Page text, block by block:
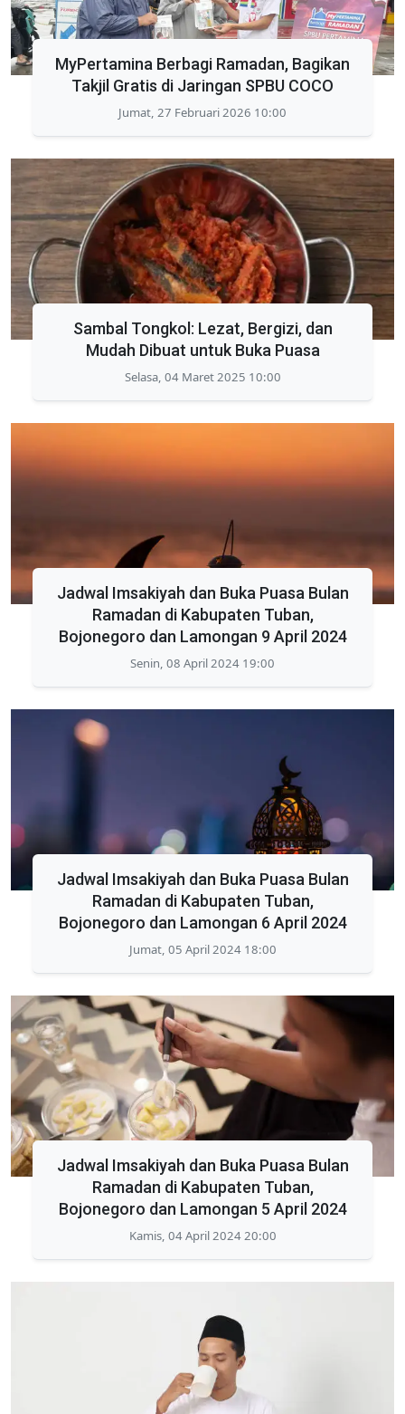
MyPertamina Berbagi Ramadan, Bagikan
Takjil Gratis di Jaringan SPBU COCO
Jumat, 27 Februari 2026 10:00
Sambal Tongkol: Lezat, Bergizi, dan
Mudah Dibuat untuk Buka Puasa
Selasa, 04 Maret 2025 10:00
Jadwal Imsakiyah dan Buka Puasa Bulan
Ramadan di Kabupaten Tuban,
Bojonegoro dan Lamongan 9 April 2024
Senin, 08 April 2024 19:00
Jadwal Imsakiyah dan Buka Puasa Bulan
Ramadan di Kabupaten Tuban,
Bojonegoro dan Lamongan 6 April 2024
Jumat, 05 April 2024 18:00
Jadwal Imsakiyah dan Buka Puasa Bulan
Ramadan di Kabupaten Tuban,
Bojonegoro dan Lamongan 5 April 2024
Kamis, 04 April 2024 20:00